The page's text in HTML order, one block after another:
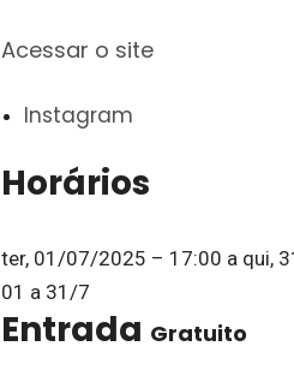
Acessar o site
Instagram
Horários
ter, 01/07/2025 – 17:00 a qui,
01 a 31/7
Entrada Gratuito